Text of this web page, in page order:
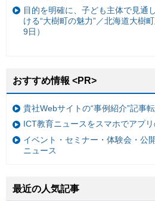
目的を明確に、子ども主体で見通
ける“大樹町の魅力”／北海道大樹
9日）
おすすめ情報 <PR>
貴社Webサイトの“事例紹介”記事
ICT教育ニュースをスマホでアプ
イベント・セミナー・体験会・公
ニュース
最近の人気記事